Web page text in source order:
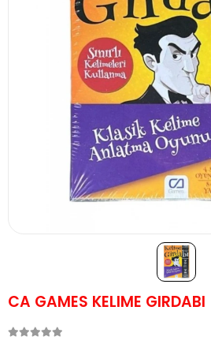
CA GAMES KELIME GIRDABI